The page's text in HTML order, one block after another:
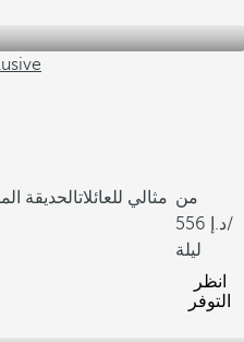
مثالي للعائلاتالحديقة
من
556
/
ليلة
انظر
التوفر